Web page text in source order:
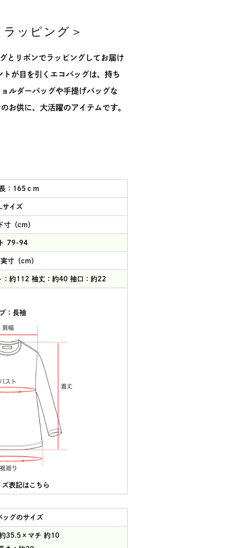
ッピング＞
とリボンでラッピングしてお届け
が目を引くエコバッグは、持ち
ルダーバッグや手提げバッグな
お供に、大活躍のアイテムです。
：165ｃｍ
サイズ
寸（cm）
79-94
寸（cm）
約112 袖丈：約40 袖口：約22
：長袖
表記はこちら
ッグのサイズ
35.5×マチ 約10